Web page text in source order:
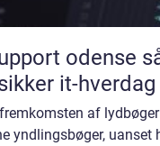
sådan får virksomheder stabil
it-hverdag
af
yndlingsbøger, uanset